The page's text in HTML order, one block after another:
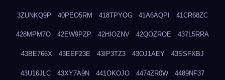
3ZUNKQ9P 40PEO5RM 418TPYOG 41A6AQPI 41CR68ZC
428MPM7O 42EW9PZP 42HIOZNV 42QOZROE 437L5RRA
43BE766X 43EEF23E 43IP3TZ3 43OJ1AEY 43SSFXBJ
43U16JLC 43XY7A9N 441OKOJO 4474ZR0W 4489NF37